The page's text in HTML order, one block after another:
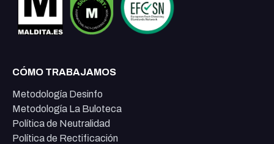
CÓMO TRABAJAMOS
Metodología Desinfo
Metodología La Buloteca
Política de Neutralidad
Política de Rectificación